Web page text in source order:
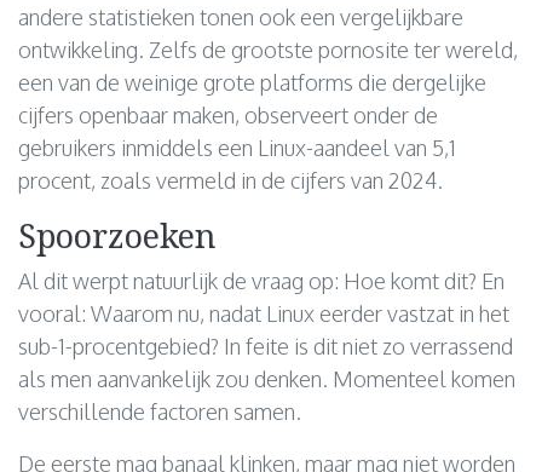
andere statistieken tonen ook een vergelijkbare
ontwikkeling. Zelfs de grootste pornosite ter wereld,
een van de weinige grote platforms die dergelijke
cijfers openbaar maken, observeert onder de
gebruikers inmiddels een Linux-aandeel van 5,1
procent, zoals vermeld in de cijfers van 2024.
Spoorzoeken
Al dit werpt natuurlijk de vraag op: Hoe komt dit? En
vooral: Waarom nu, nadat Linux eerder vastzat in het
sub-1-procentgebied? In feite is dit niet zo verrassend
als men aanvankelijk zou denken. Momenteel komen
verschillende factoren samen.
De eerste mag banaal klinken, maar mag niet worden